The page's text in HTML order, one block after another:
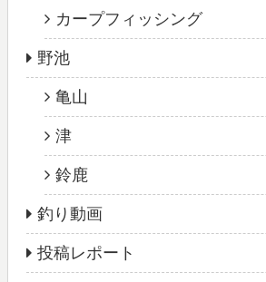
カープフィッシング
野池
亀山
津
鈴鹿
釣り動画
投稿レポート